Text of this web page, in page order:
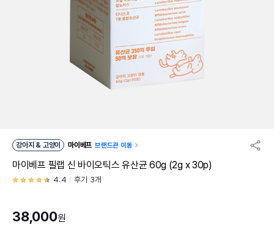
강아지 & 고양이 마이베프 브랜드관 이동
마이베프 필랩 신 바이오틱스 유산균 60g (2g x 30p)
4.4 후기 3개
38,000원